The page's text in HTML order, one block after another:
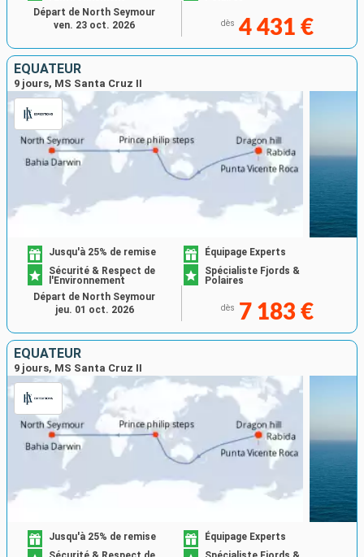
dès 4 431 €
Départ de North Seymour
ven. 23 oct. 2026
ÉQUATEUR
9 jours, MS Santa Cruz II
Jusqu'à 25% de remise
Équipage Experts
Sécurité & Respect de
l'Environnement
Spécialiste Fjords &
Polaires
dès 7 183 €
Départ de North Seymour
jeu. 01 oct. 2026
ÉQUATEUR
9 jours, MS Santa Cruz II
Jusqu'à 25% de remise
Équipage Experts